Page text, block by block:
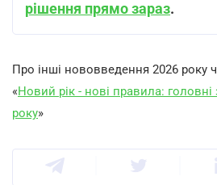
рішення прямо зараз.
Про інші нововведення 2026 року
«Новий рік - нові правила: головні
року»